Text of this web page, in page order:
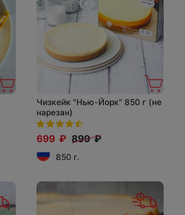
Чизкейк "Нью-Йорк" 850 г (не
нарезан)
699 ₽ 899 ₽
850 г.